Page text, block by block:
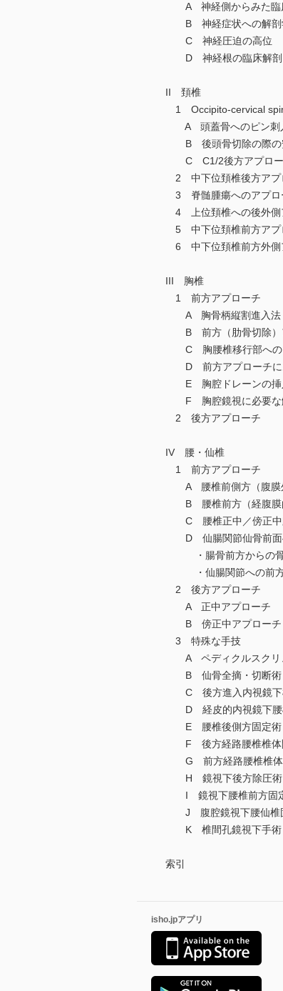
A 神経側からみた臨
B 神経症状への解剖
C 神経圧迫の高位
D 神経根の臨床解剖
II 頚椎
1 Occipito-cervical
A 頭蓋骨へのピン刺
B 後頭骨切除の際の
C C1/2後方アプロー
2 中下位頚椎後方アプ
3 脊髄腫瘍へのアプロ
4 上位頚椎への後外側
5 中下位頚椎前方アプ
6 中下位頚椎前方外側
III 胸椎
1 前方アプローチ
A 胸骨柄縦割進入法
B 前方（肋骨切除）
C 胸腰椎移行部への
D 前方アプローチに
E 胸腔ドレーンの挿
F 胸腔鏡視に必要な
2 後方アプローチ
IV 腰・仙椎
1 前方アプローチ
A 腰椎前側方（腹膜
B 腰椎前方（経腹膜
C 腰椎正中／傍正中
D 仙腸関節仙骨前面
・腸骨前方からの骨
・仙腸関節への前方
2 後方アプローチ
A 正中アプローチ
B 傍正中アプローチ（
3 特殊な手技
A ペディクルスクリ
B 仙骨全摘・切断術
C 後方進入内視鏡下椎
D 経皮的内視鏡下腰椎
E 腰椎後側方固定術
F 後方経路腰椎椎体間
G 前方経路腰椎椎体
H 鏡視下後方除圧術
I 鏡視下腰椎前方固
J 腹腔鏡視下腰仙椎
K 椎間孔鏡視下手術
索引
isho.jpアプリ